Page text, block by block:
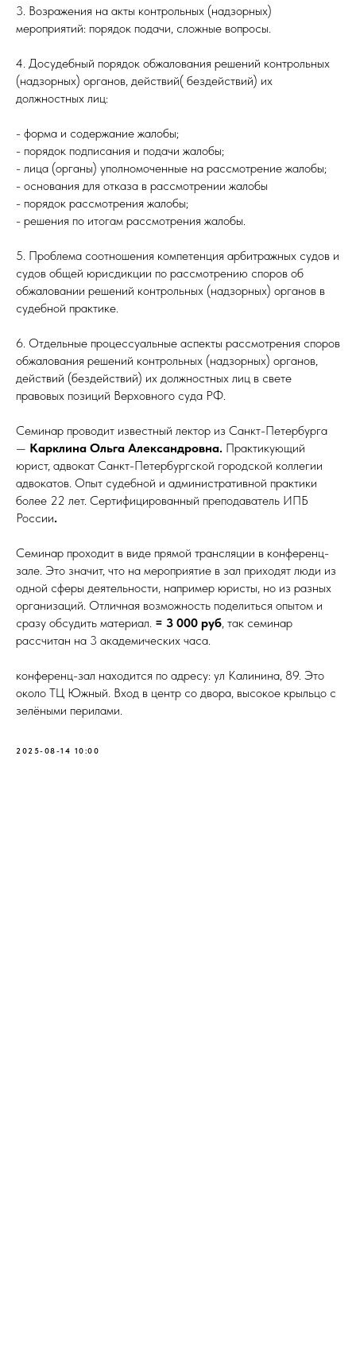
3. Возражения на акты контрольных (надзорных)
мероприятий: порядок подачи, сложные вопросы.
4. Досудебный порядок обжалования решений контрольных
(надзорных) органов, действий( бездействий) их
должностных лиц:
- форма и содержание жалобы;
- порядок подписания и подачи жалобы;
- лица (органы) уполномоченные на рассмотрение жалобы;
- основания для отказа в рассмотрении жалобы
- порядок рассмотрения жалобы;
- решения по итогам рассмотрения жалобы.
5. Проблема соотношения компетенция арбитражных судов и
судов общей юрисдикции по рассмотрению споров об
обжаловании решений контрольных (надзорных) органов в
судебной практике.
6. Отдельные процессуальные аспекты рассмотрения споров
обжалования решений контрольных (надзорных) органов,
действий (бездействий) их должностных лиц в свете
правовых позиций Верховного суда РФ.
Семинар проводит известный лектор из Санкт-Петербурга
— Карклина Ольга Александровна. Практикующий
юрист, адвокат Санкт-Петербургской городской коллегии
адвокатов. Опыт судебной и административной практики
более 22 лет. Сертифицированный преподаватель ИПБ
России.
Семинар проходит в виде прямой трансляции в конференц-
зале. Это значит, что на мероприятие в зал приходят люди из
одной сферы деятельности, например юристы, но из разных
организаций. Отличная возможность поделиться опытом и
сразу обсудить материал. = 3 000 руб, так семинар
рассчитан на 3 академических часа.
конференц-зал находится по адресу: ул Калинина, 89. Это
около ТЦ Южный. Вход в центр со двора, высокое крыльцо с
зелёными перилами.
2025-08-14 10:00